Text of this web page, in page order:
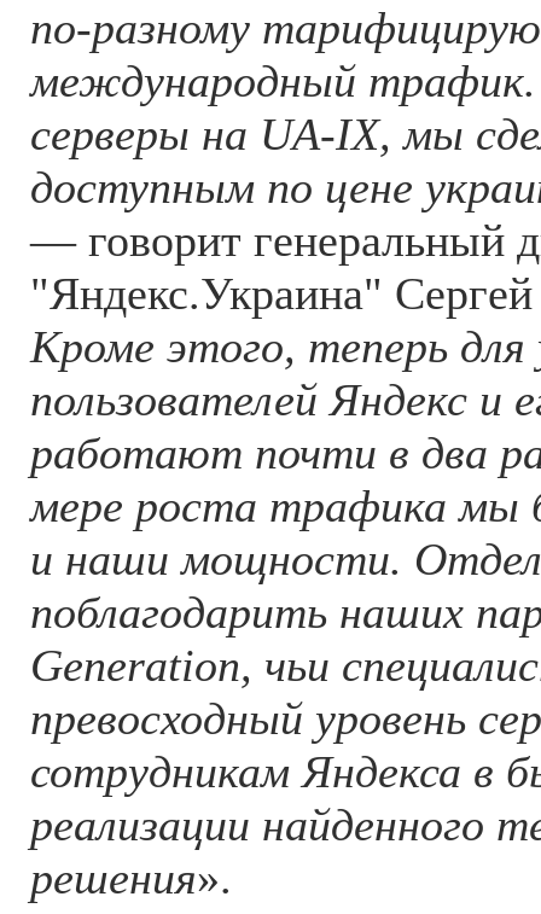
по-разному
международный
серверы на UA-IX, мы
доступным по цене
— говорит генеральный
"Яндекс.Украина"
Кроме этого, теперь для
пользователей Яндекс и
работают почти в два
мере роста трафика мы
и наши мощности.
поблагодарить наших
Generation, чьи
превосходный уровень
сотрудникам Яндекса в
реализации найденного
решения».